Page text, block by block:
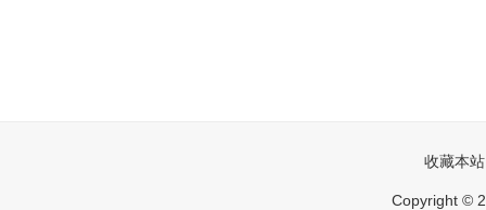
收藏本站
Copyright ©